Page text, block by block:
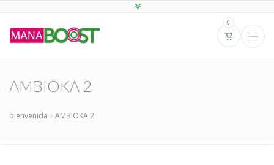
0
AMBIOKA 2
bienvenida AMBIOKA 2